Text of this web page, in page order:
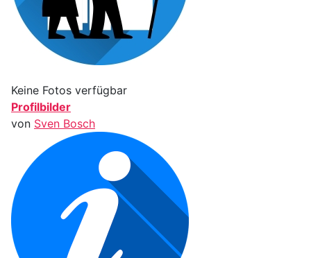
Keine Fotos verfügbar
Profilbilder
von Sven Bosch